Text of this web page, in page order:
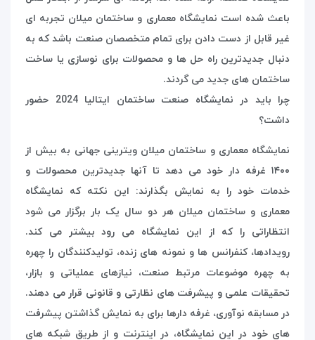
باعث شده است نمایشگاه معماری و ساختمان میلان تجربه ای
غیر قابل از دست دادن برای تمام متخصصان صنعت باشد که به
دنبال جدیدترین راه حل ها و محصولات برای نوسازی یا ساخت
ساختمان های جدید می گردند.
چرا باید در نمایشگاه صنعت ساختمان ایتالیا 2024 حضور
داشت؟
نمایشگاه معماری و ساختمان میلان ویترینی جهانی به بیش از
١۴٠٠ غرفه دار خود می دهد تا آنها جدیدترین محصولات و
خدمات خود را به نمایش بگذارند: این نکته که نمایشگاه
معماری و ساختمان میلان هر دو سال یک بار برگزار می شود
انتظاراتی را که از این نمایشگاه می رود بیشتر می کند.
رویدادها، کنفرانس ها و نمونه های زنده، تولیدکنندگان را چهره
به چهره موضوعات مرتبط صنعت، نیازهای عملیاتی و بازار،
تحقیقات علمی و پیشرفت های نظارتی و قانونی قرار می دهند.
در مسابقه نوآوری، غرفه دارها برای به نمایش گذاشتن پیشرفت
های خود در این نمایشگاه، در اینترنت و از طریق شبکه های